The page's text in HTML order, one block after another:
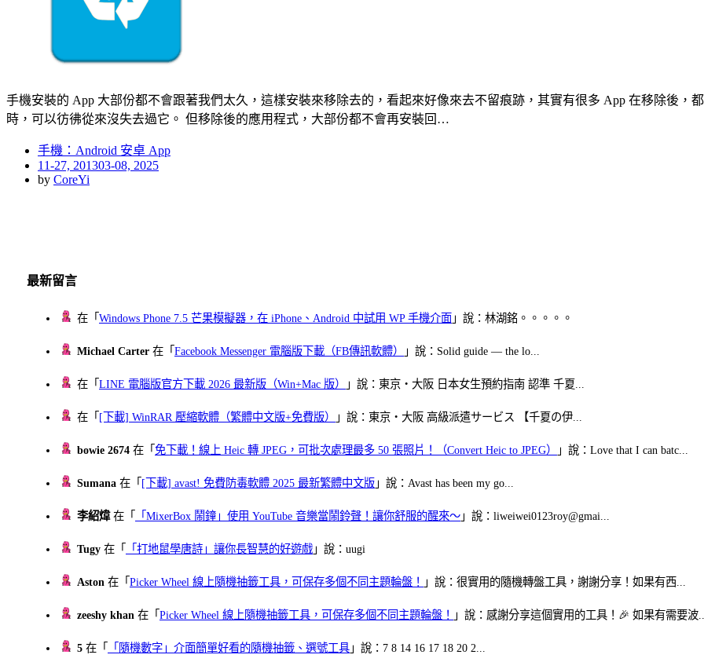
手機安裝的 App 大部份都不會跟著我們太久，這樣安裝來移除去的，看起來好像來去不留痕跡，其實有很多 App 在移除後，
時，可以彷彿從來沒失去過它。 但移除後的應用程式，大部份都不會再安裝回…
手機：Android 安卓 App
Posted
on
11-27, 201303-08, 2025
by CoreYi
最新留言
在「Windows Phone 7.5 芒果模擬器，在 iPhone、Android 中試用 WP 手機介面 」說：林湖銘。。。。。
Michael Carter 在「Facebook Messenger 電腦版下載（FB傳訊軟體） 」說：Solid guide — the lo...
在「LINE 電腦版官方下載 2026 最新版（Win+Mac 版） 」說：東京・大阪 日本女生預約指南 認準 千夏...
在「 [下載] WinRAR 壓縮軟體（繁體中文版+免費版） 」說：東京・大阪 高級派遣サービス 【千夏の伊...
bowie 2674 在「免下載！線上 Heic 轉 JPEG，可批次處理最多 50 張照片！（Convert Heic to JPEG） 」說：Love that I can batc...
Sumana 在「 [下載] avast! 免費防毒軟體 2025 最新繁體中文版 」說：Avast has been my go...
李紹煒在「 「MixerBox 鬧鐘」使用 YouTube 音樂當鬧鈴聲！讓你舒服的醒來～ 」說：liweiwei0123roy@gmai...
Tugy 在「 「打地鼠學唐詩」讓你長智慧的好遊戲 」說：uugi
Aston 在「Picker Wheel 線上隨機抽籤工具，可保存多個不同主題輪盤！ 」說：很實用的隨機轉盤工具，謝謝分享！如果有西...
zeeshy khan 在「Picker Wheel 線上隨機抽籤工具，可保存多個不同主題輪盤！ 」說：感謝分享這個實用的工具！🎉 如果有需要波
5 在「 「隨機數字」介面簡單好看的隨機抽籤、選號工具 」說：7 8 14 16 17 18 20 2...